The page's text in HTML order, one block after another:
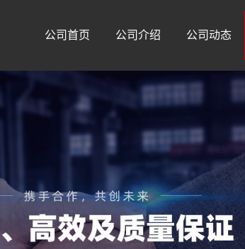
公司首页 公司介绍 公司动态